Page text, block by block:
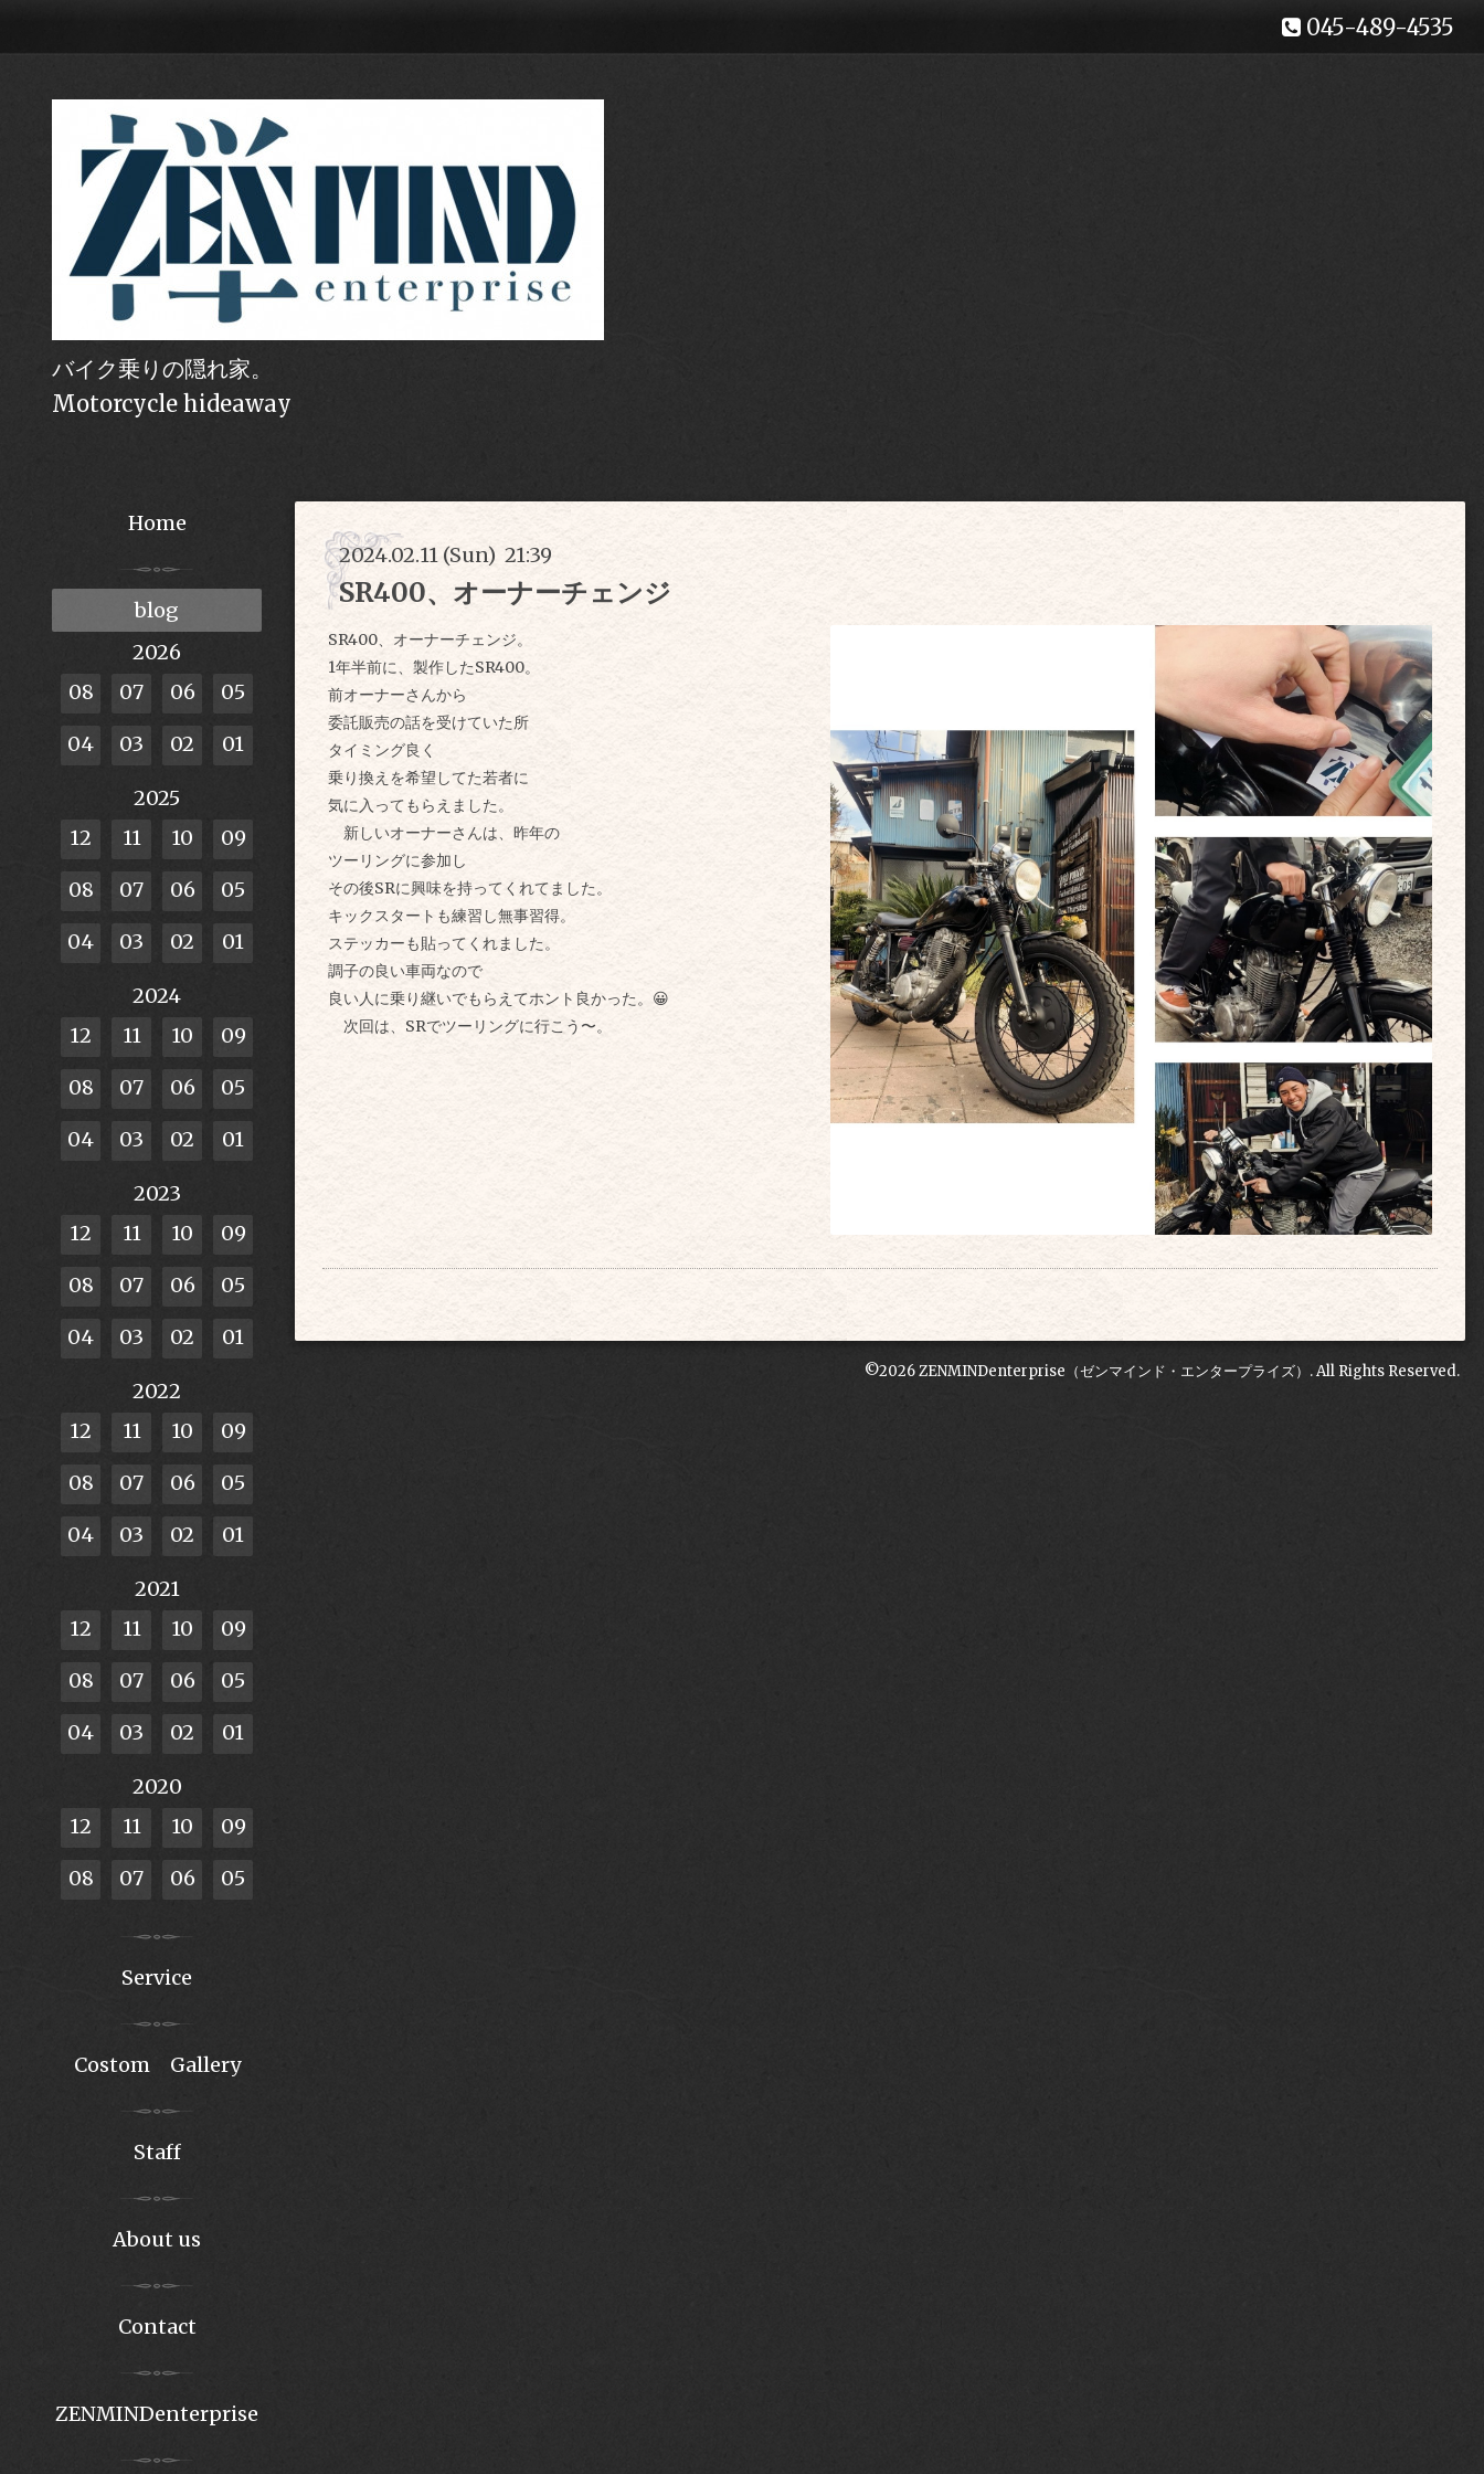
045-489-4535
バイク乗りの隠れ家。
Motorcycle hideaway
2024.02.11 (Sun) 21:39
SR400、オーナーチェンジ
SR400、オーナーチェンジ。
1年半前に、製作したSR400。
前オーナーさんから
委託販売の話を受けていた所
タイミング良く
乗り換えを希望してた若者に
気に入ってもらえました。
新しいオーナーさんは、昨年の
ツーリングに参加し
その後SRに興味を持ってくれてました。
キックスタートも練習し無事習得。
ステッカーも貼ってくれました。
調子の良い車両なので
良い人に乗り継いでもらえてホント良かった。😀
次回は、SRでツーリングに行こう〜。
©2026ZENMINDenterprise（ゼンマインド・エンタープライズ） . All Rights Reserved.
Home
blog
2026
08
07 06 05
04 03 02 01
2025
12
11 10 09
08 07 06 05
04 03 02 01
2024
12
11 10 09
08 07 06 05
04 03 02 01
2023
12
11 10 09
08 07 06 05
04 03 02 01
2022
12
11 10 09
08 07 06 05
04 03 02 01
2021
12
11 10 09
08 07 06 05
04 03 02 01
2020
12
11 10 09
08 07 06 05
Service
Costom Gallery
Staff
About us
Contact
ZENMINDenterprise